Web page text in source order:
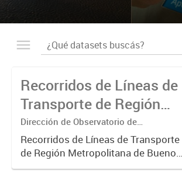
Recorridos de Líneas de
Transporte de Región
Metropolitana de
Buenos Aires (RMBA)
Dirección de Observatorio de
Transporte, Estudio y Sistemas
Recorridos de Líneas de Transporte
de Región Metropolitana de Buenos
Aires (RMBA).-